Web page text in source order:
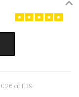
at 11:39